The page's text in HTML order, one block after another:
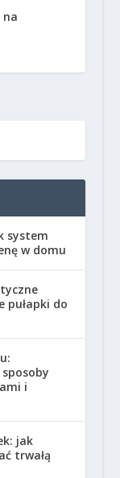
system
w domu
pułapki do
i
jak
trwałą